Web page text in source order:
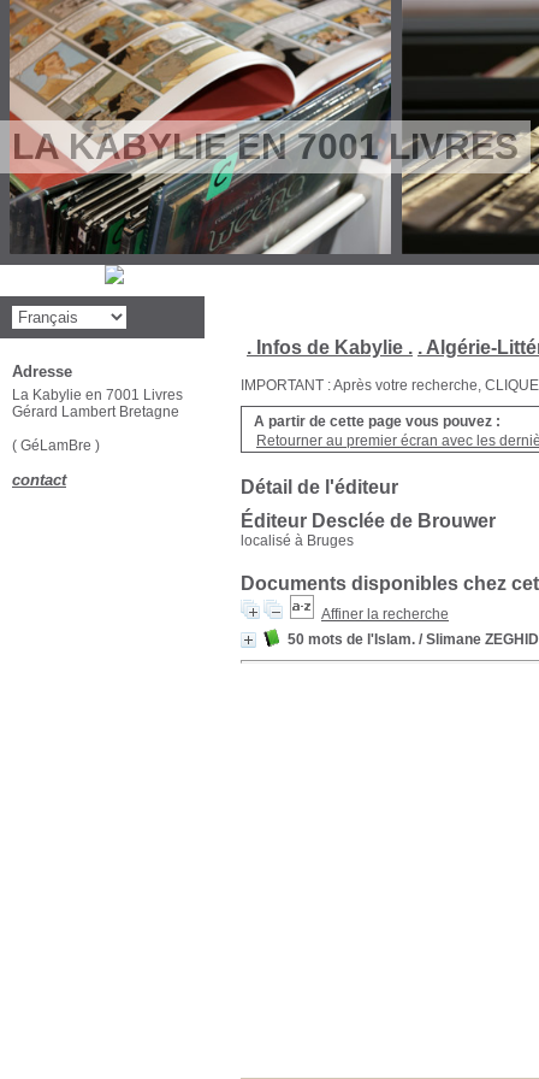
LA KABYLIE EN 7001 LIVRES
. Infos de Kabylie . . Algérie-
IMPORTANT : Après votre recherche,
A partir de cette page vous pouvez :
Retourner au premier écran avec les
Détail de l'éditeur
Éditeur Desclée de Brouwer
localisé à Bruges
Documents disponibles chez
Affiner la recherche
50 mots de l'Islam. / Slimane
Adresse
La Kabylie en 7001 Livres
Gérard Lambert Bretagne
( GéLamBre )
contact